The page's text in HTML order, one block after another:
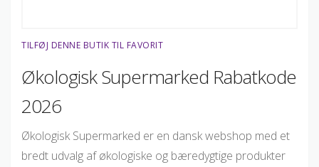
TILFØJ DENNE BUTIK TIL FAVORIT
Økologisk Supermarked Rabatkode
2026
Økologisk Supermarked er en dansk webshop med et
bredt udvalg af økologiske og bæredygtige produkter